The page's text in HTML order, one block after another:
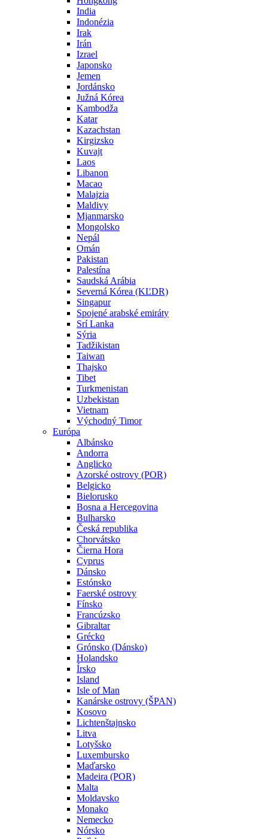
India
Indonézia
Irak
Irán
Izrael
Japonsko
Jemen
Jordánsko
Južná Kórea
Kambodža
Katar
Kazachstan
Kirgizsko
Kuvajt
Laos
Libanon
Macao
Malajzia
Maldivy
Mjanmarsko
Mongolsko
Nepál
Omán
Pakistan
Palestína
Saudská Arábia
Severná Kórea (KĽDR)
Singapur
Spojené arabské emiráty
Srí Lanka
Sýria
Tadžikistan
Taiwan
Thajsko
Tibet
Turkmenistan
Uzbekistan
Vietnam
Východný Timor
Európa
Albánsko
Andorra
Anglicko
Azorské ostrovy (POR)
Belgicko
Bielorusko
Bosna a Hercegovina
Bulharsko
Česká republika
Chorvátsko
Čierna Hora
Cyprus
Dánsko
Estónsko
Faerské ostrovy
Fínsko
Francúzsko
Gibraltar
Grécko
Grónsko (Dánsko)
Holandsko
Írsko
Island
Isle of Man
Kanárske ostrovy (ŠPAN)
Kosovo
Lichtenštajnsko
Litva
Lotyšsko
Luxembursko
Maďarsko
Madeira (POR)
Malta
Moldavsko
Monako
Nemecko
Nórsko